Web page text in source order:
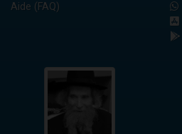
Aide (FAQ)